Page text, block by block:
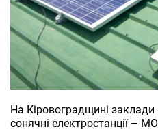
На Кіровоградщині
сонячні електростанції –